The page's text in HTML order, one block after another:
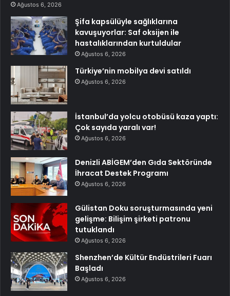
Ağustos 6, 2026
Şifa kapsülüyle sağlıklarına
kavuşuyorlar: Saf oksijen ile
hastalıklarından kurtuldular
Ağustos 6, 2026
Türkiye’nin mobilya devi satıldı
Ağustos 6, 2026
İstanbul’da yolcu otobüsü kaza yaptı:
Çok sayıda yaralı var!
Ağustos 6, 2026
Denizli ABİGEM’den Gıda Sektöründe
İhracat Destek Programı
Ağustos 6, 2026
Gülistan Doku soruşturmasında yeni
gelişme: Bilişim şirketi patronu
tutuklandı
Ağustos 6, 2026
Shenzhen’de Kültür Endüstrileri Fuarı
Başladı
Ağustos 6, 2026